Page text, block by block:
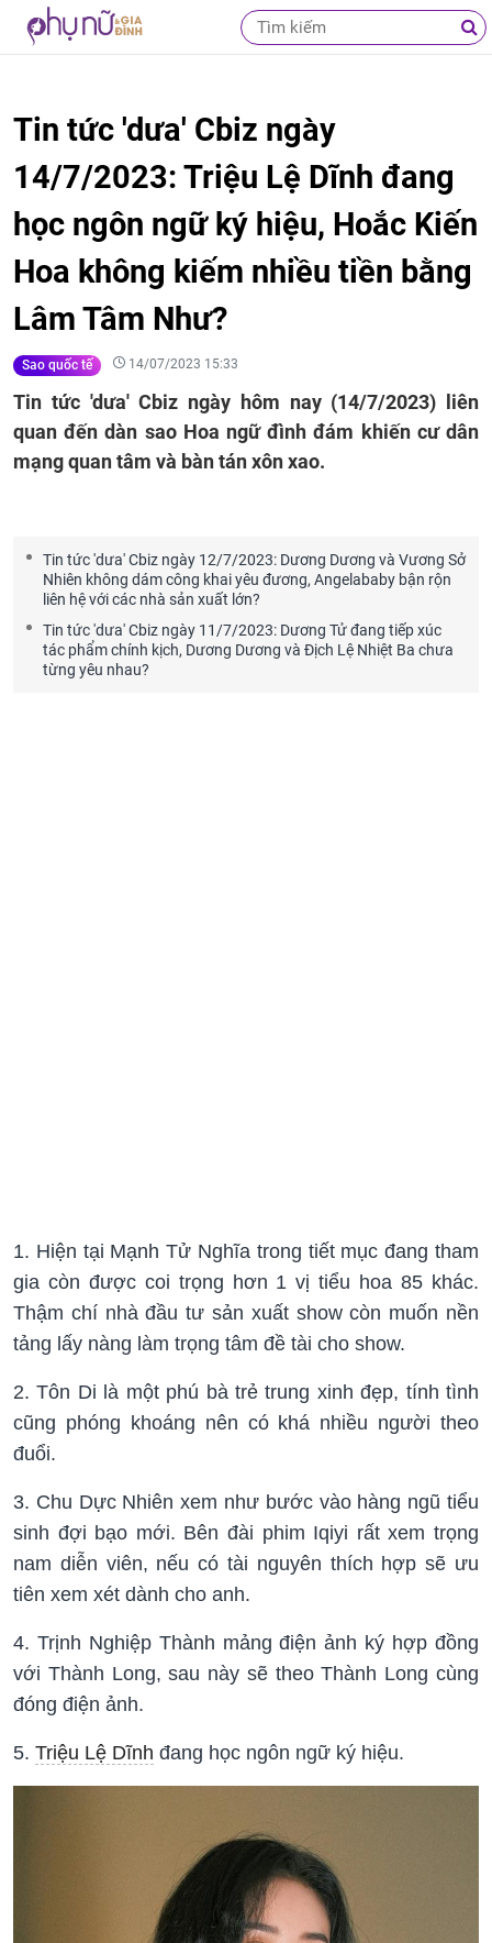
Tin tức 'dưa' Cbiz ngày
14/7/2023: Triệu Lệ Dĩnh đang
học ngôn ngữ ký hiệu, Hoắc Kiến
Hoa không kiếm nhiều tiền bằng
Lâm Tâm Như?
Sao quốc tế 14/07/2023 15:33
Tin tức 'dưa' Cbiz ngày hôm nay (14/7/2023) liên
quan đến dàn sao Hoa ngữ đình đám khiến cư dân
mạng quan tâm và bàn tán xôn xao.
Tin tức 'dưa' Cbiz ngày 12/7/2023: Dương Dương và Vương Sở
Nhiên không dám công khai yêu đương, Angelababy bận rộn
liên hệ với các nhà sản xuất lớn?
Tin tức 'dưa' Cbiz ngày 11/7/2023: Dương Tử đang tiếp xúc
tác phẩm chính kịch, Dương Dương và Địch Lệ Nhiệt Ba chưa
từng yêu nhau?
1. Hiện tại Mạnh Tử Nghĩa trong tiết mục đang tham
gia còn được coi trọng hơn 1 vị tiểu hoa 85 khác.
Thậm chí nhà đầu tư sản xuất show còn muốn nền
tảng lấy nàng làm trọng tâm đề tài cho show.
2. Tôn Di là một phú bà trẻ trung xinh đẹp, tính tình
cũng phóng khoáng nên có khá nhiều người theo
đuổi.
3. Chu Dực Nhiên xem như bước vào hàng ngũ tiểu
sinh đợi bạo mới. Bên đài phim Iqiyi rất xem trọng
nam diễn viên, nếu có tài nguyên thích hợp sẽ ưu
tiên xem xét dành cho anh.
4. Trịnh Nghiệp Thành mảng điện ảnh ký hợp đồng
với Thành Long, sau này sẽ theo Thành Long cùng
đóng điện ảnh.
5. Triệu Lệ Dĩnh đang học ngôn ngữ ký hiệu.